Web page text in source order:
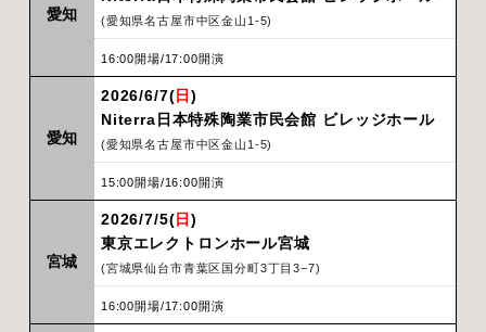
愛知 (愛知県名古屋市中区金山1-5)
16:00開場/17:00開演
愛知
2026/6/7(日)
Niterra日本特殊陶業市民会館 ビレッジホール
(愛知県名古屋市中区金山1-5)
15:00開場/16:00開演
宮城
2026/7/5(日)
東京エレクトロンホール宮城
(宮城県仙台市青葉区国分町3丁目3−7)
16:00開場/17:00開演